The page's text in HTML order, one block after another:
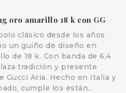
oro amarillo 18 k con GG
clásico desde los años
un guiño de diseño en
de 18 k. Con banda de 6,4
tradición y presente
Gucci Aria. Hecho en Italia y
cumple los están..